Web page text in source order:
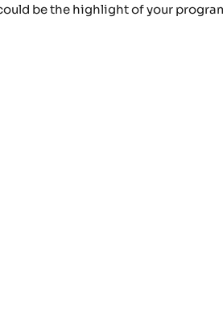
be the highlight of your